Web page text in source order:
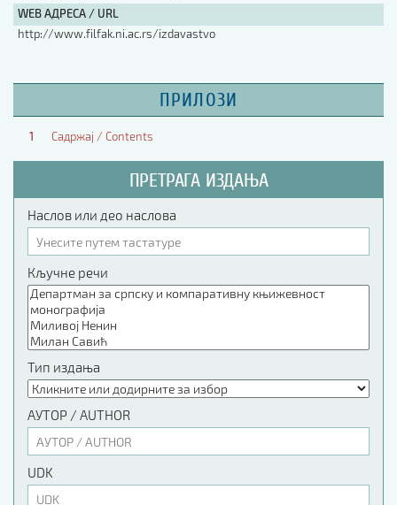
WEB АДРЕСА / URL
http://www.filfak.ni.ac.rs/izdavastvo
ПРИЛОЗИ
1 Садржај / Contents
ПРЕТРАГА ИЗДАЊА
Наслов или део наслова
Кључне речи
Тип издања
АУТОР / AUTHOR
UDK